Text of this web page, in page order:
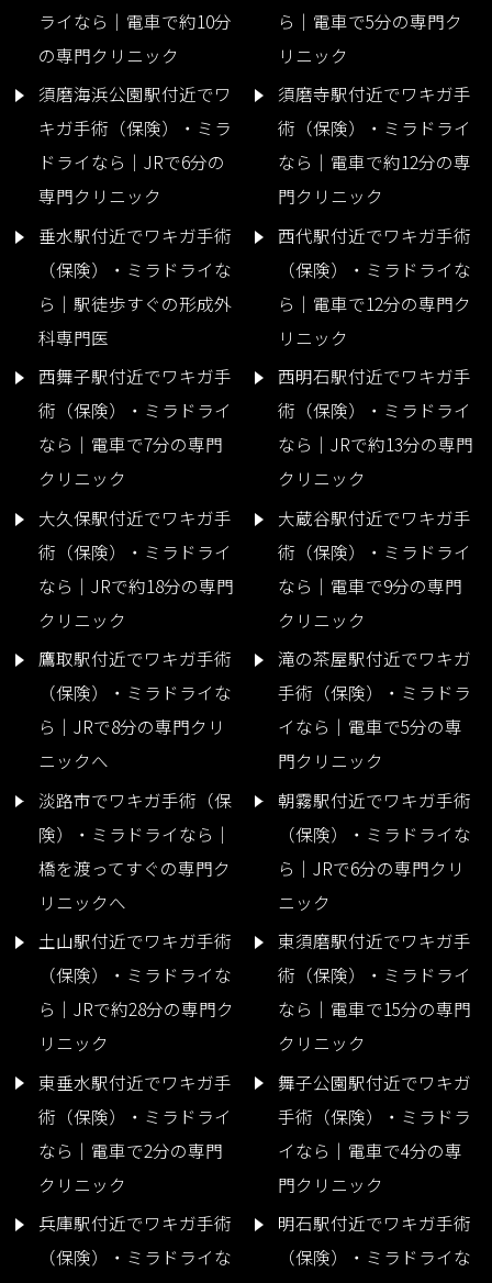
ライなら｜電車で約10分
の専門クリニック
ら｜電車で5分の専門ク
リニック
須磨海浜公園駅付近でワ
キガ手術（保険）・ミラ
ドライなら｜JRで6分の
専門クリニック
須磨寺駅付近でワキガ手
術（保険）・ミラドライ
なら｜電車で約12分の専
門クリニック
垂水駅付近でワキガ手術
（保険）・ミラドライな
ら｜駅徒歩すぐの形成外
科専門医
西代駅付近でワキガ手術
（保険）・ミラドライな
ら｜電車で12分の専門ク
リニック
西舞子駅付近でワキガ手
術（保険）・ミラドライ
なら｜電車で7分の専門
クリニック
西明石駅付近でワキガ手
術（保険）・ミラドライ
なら｜JRで約13分の専門
クリニック
大久保駅付近でワキガ手
術（保険）・ミラドライ
なら｜JRで約18分の専門
クリニック
大蔵谷駅付近でワキガ手
術（保険）・ミラドライ
なら｜電車で9分の専門
クリニック
鷹取駅付近でワキガ手術
（保険）・ミラドライな
ら｜JRで8分の専門クリ
ニックへ
滝の茶屋駅付近でワキガ
手術（保険）・ミラドラ
イなら｜電車で5分の専
門クリニック
淡路市でワキガ手術（保
険）・ミラドライなら｜
橋を渡ってすぐの専門ク
リニックへ
朝霧駅付近でワキガ手術
（保険）・ミラドライな
ら｜JRで6分の専門クリ
ニック
土山駅付近でワキガ手術
（保険）・ミラドライな
ら｜JRで約28分の専門ク
リニック
東須磨駅付近でワキガ手
術（保険）・ミラドライ
なら｜電車で15分の専門
クリニック
東垂水駅付近でワキガ手
術（保険）・ミラドライ
なら｜電車で2分の専門
クリニック
舞子公園駅付近でワキガ
手術（保険）・ミラドラ
イなら｜電車で4分の専
門クリニック
兵庫駅付近でワキガ手術
（保険）・ミラドライな
明石駅付近でワキガ手術
（保険）・ミラドライな